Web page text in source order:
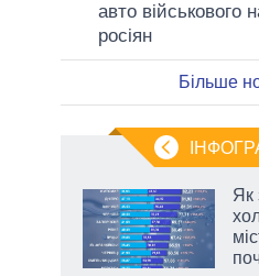
авто військового
росіян
Більше
Як